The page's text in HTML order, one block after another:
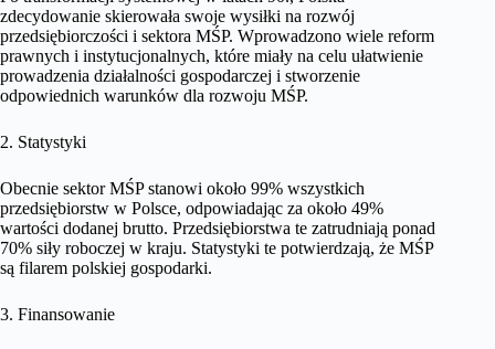
zdecydowanie skierowała swoje wysiłki na rozwój
przedsiębiorczości i sektora MŚP. Wprowadzono wiele reform
prawnych i instytucjonalnych, które miały na celu ułatwienie
prowadzenia działalności gospodarczej i stworzenie
odpowiednich warunków dla rozwoju MŚP.
2. Statystyki
Obecnie sektor MŚP stanowi około 99% wszystkich
przedsiębiorstw w Polsce, odpowiadając za około 49%
wartości dodanej brutto. Przedsiębiorstwa te zatrudniają ponad
70% siły roboczej w kraju. Statystyki te potwierdzają, że MŚP
są filarem polskiej gospodarki.
3. Finansowanie